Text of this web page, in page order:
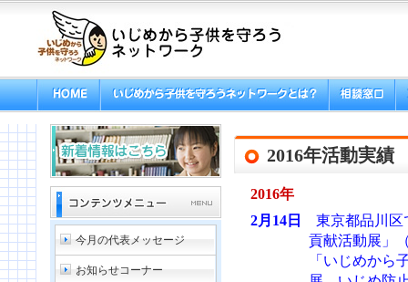
今月の代表メッセージ
お知らせコーナー
2016年活動実績
2016年
2月14日
東京都品川区
貢献活動展」
「いじめから